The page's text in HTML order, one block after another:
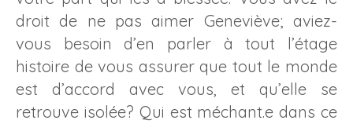
droit de ne pas aimer Geneviève; aviez-
vous besoin d’en parler à tout l’étage
histoire de vous assurer que tout le monde
est d’accord avec vous, et qu’elle se
retrouve isolée? Qui est méchant.e dans ce